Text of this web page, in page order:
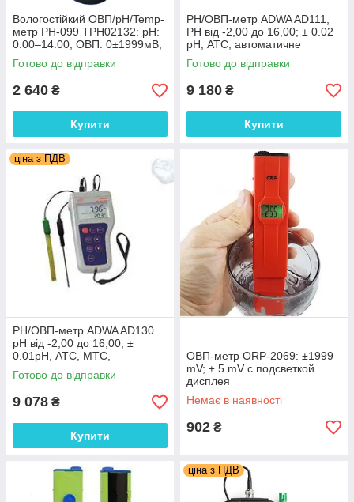
Вологостійкий ОВП/рН/Temp-
метр PH-099 TPH02132: pH:
0.00–14.00; ОВП: 0±1999мВ;
±0.02 pH, ±5 мВ
Готово до відправки
2 640 ₴
Купити
PН/ОВП-метр ADWA AD111,
РН від -2,00 до 16,00; ± 0.02
pH, АТС, автоматичне
калібрування. Угорщина
Готово до відправки
9 180 ₴
Купити
ціна з ПДВ
РН/ОВП-метр ADWA AD130
рН від -2,00 до 16,00; ±
0.01pH, АТС, МТС,
автоматичне калібрування.
Угорщина
Готово до відправки
9 078 ₴
Купити
ОВП-метр ORP-2069: ±1999
mV; ± 5 mV с подсветкой
дисплея
Немає в наявності
902 ₴
ціна з ПДВ